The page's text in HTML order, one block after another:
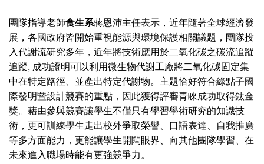
團隊指導老師食生系蔣恩沛主任表示，近年隨著全球經濟發
展，各國政府皆開始重視能源與環境保護相關議題，團隊投
入代謝流研究多年，近年將技術應用於二氧化碳之碳流追蹤
追蹤, 成功證明可以利用微生物代謝工廠將二氧化碳固定集
中在特定路徑、並產出特定代謝物。主題恰好符合綠點子國
際發明暨設計競賽的重點，因此獲得評審青睞成功取得鈦金
獎。藉由參與競賽讓學生不僅只有學習學術研究的知識技
術，更可訓練學生走出校外爭取榮譽、口語表達、自我推廣
等多方面能力，更能讓學生開闊眼界、向其他團隊學習、在
未來進入職場時能有更強競爭力。